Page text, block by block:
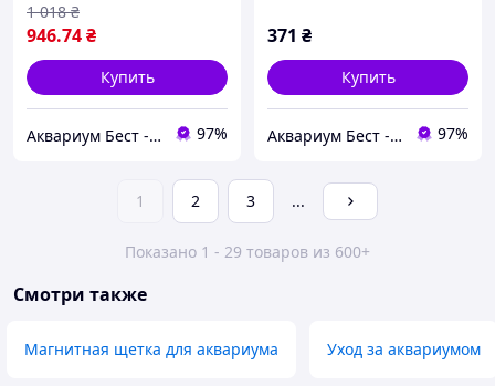
946.74₴
1 018 ₴
Купить
Аквариум Бест - аквариумистика проверенная временем 97%
371 ₴
Купить
Аквариум Бест - аквариумистика проверенная временем 97%
1 2 3 ...
Показано 1 - 29 товаров из 600+
Смотри также
Магнитная щетка для аквариума Уход за аквариумом